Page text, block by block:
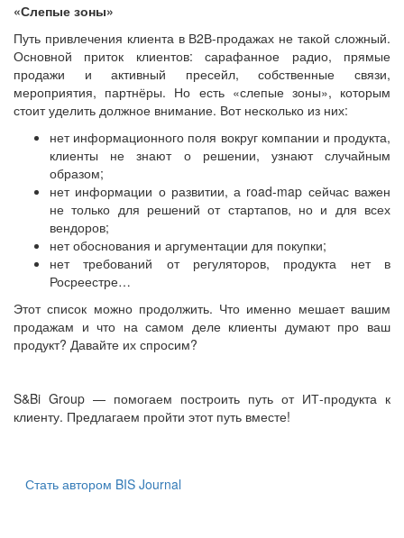
«Слепые зоны»
Путь привлечения клиента в В2В-продажах не такой сложный.
Основной приток клиентов: сарафанное радио, прямые
продажи и активный пресейл, собственные связи,
мероприятия, партнёры. Но есть «слепые зоны», которым
стоит уделить должное внимание. Вот несколько из них:
нет информационного поля вокруг компании и продукта,
клиенты не знают о решении, узнают случайным
образом;
нет информации о развитии, а road-map сейчас важен
не только для решений от стартапов, но и для всех
вендоров;
нет обоснования и аргументации для покупки;
нет требований от регуляторов, продукта нет в
Росреестре…
Этот список можно продолжить. Что именно мешает вашим
продажам и что на самом деле клиенты думают про ваш
продукт? Давайте их спросим?
S&Bi Group — помогаем построить путь от ИТ-продукта к
клиенту. Предлагаем пройти этот путь вместе!
Стать автором BIS Journal